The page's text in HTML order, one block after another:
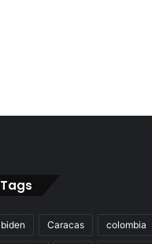
Tags
biden Caracas colombia